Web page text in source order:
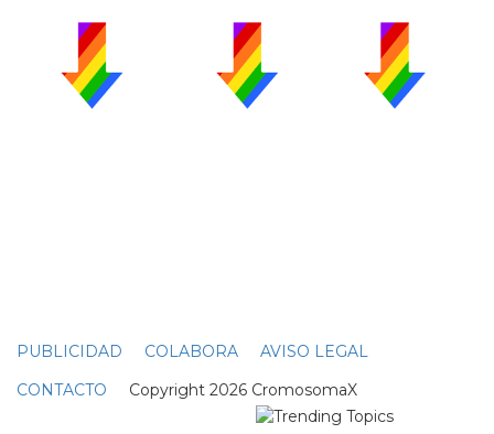
PUBLICIDAD COLABORA
AVISO LEGAL
CONTACTO Copyright 2026 CromosomaX